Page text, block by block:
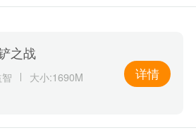
之战
大小:1690M 详情